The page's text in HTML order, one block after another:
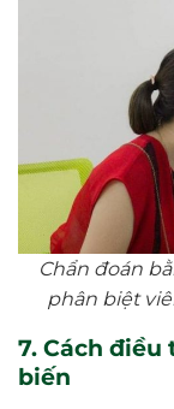
Chẩn đoán
phân biệt
7. Cách
biến